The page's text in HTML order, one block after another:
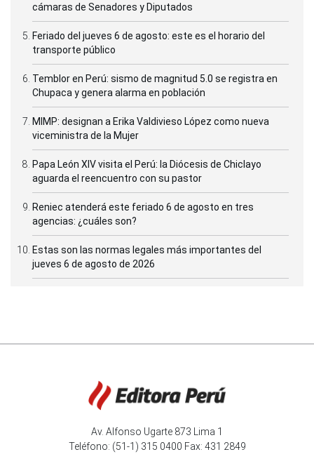
cámaras de Senadores y Diputados
Feriado del jueves 6 de agosto: este es el horario del
transporte público
Temblor en Perú: sismo de magnitud 5.0 se registra en
Chupaca y genera alarma en población
MIMP: designan a Erika Valdivieso López como nueva
viceministra de la Mujer
Papa León XIV visita el Perú: la Diócesis de Chiclayo
aguarda el reencuentro con su pastor
Reniec atenderá este feriado 6 de agosto en tres
agencias: ¿cuáles son?
Estas son las normas legales más importantes del
jueves 6 de agosto de 2026
Av. Alfonso Ugarte 873 Lima 1
Teléfono: (51-1) 315 0400 Fax: 431 2849